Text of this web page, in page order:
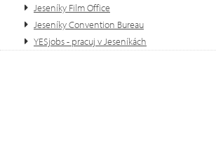
Jeseníky Film Office
Jeseníky Convention Bureau
YESjobs - pracuj v Jeseníkách